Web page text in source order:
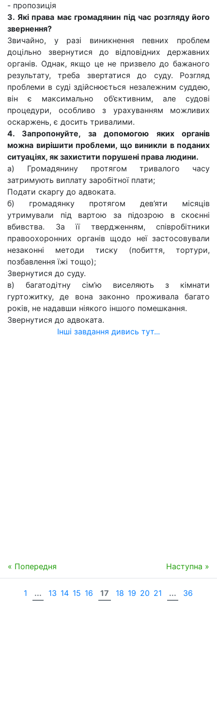
- пропозиція
3. Які права має громадянин під час розгляду його
звернення?
Звичайно, у разі виникнення певних проблем
доцільно звернутися до відповідних державних
органів. Однак, якщо це не призвело до бажаного
результату, треба звертатися до суду. Розгляд
проблеми в суді здійснюється незалежним суддею,
він є максимально об’єктивним, але судові
процедури, особливо з урахуванням можливих
оскаржень, є досить тривалими.
4. Запропонуйте, за допомогою яких органів
можна вирішити проблеми, що виникли в поданих
ситуаціях, як захистити порушені права людини.
а) Громадянину протягом тривалого часу
затримують виплату заробітної плати;
Подати скаргу до адвоката.
б) громадянку протягом дев’яти місяців
утримували під вартою за підозрою в скоєнні
вбивства. За її твердженням, співробітники
правоохоронних органів щодо неї застосовували
незаконні методи тиску (побиття, тортури,
позбавлення їжі тощо);
Звернутися до суду.
в) багатодітну сім’ю виселяють з кімнати
гуртожитку, де вона законно проживала багато
років, не надавши ніякого іншого помешкання.
Звернутися до адвоката.
Інші завдання дивись тут...
« Попередня Наступна »
1 ... 13 14 15 16 17 18 19 20 21 ... 36